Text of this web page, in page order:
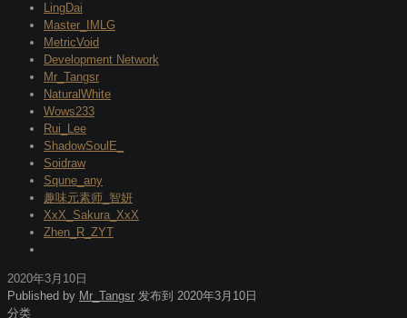
LingDai
Master_IMLG
MetricVoid
Development Network
Mr_Tangsr
NaturalWhite
Wows233
Rui_Lee
ShadowSoulE_
Soidraw
Squne_any
趣味元素师_智妍
XxX_Sakura_XxX
Zhen_R_ZYT
2020年3月10日
Published by Mr_Tangsr 发布到 2020年3月10日
分类